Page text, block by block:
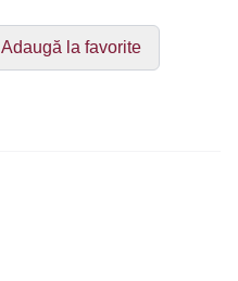
Adaugă la favorite